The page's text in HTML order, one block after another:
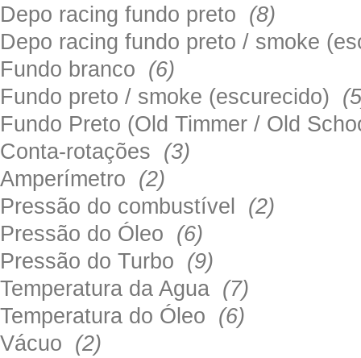
Depo racing fundo preto (8)
Depo racing fundo preto / smoke
Fundo branco (6)
Fundo preto / smoke (escurecido)
Fundo Preto (Old Timmer / Old
Conta-rotações (3)
Amperímetro (2)
Pressão do combustível (2)
Pressão do Óleo (6)
Pressão do Turbo (9)
Temperatura da Agua (7)
Temperatura do Óleo (6)
Vácuo (2)